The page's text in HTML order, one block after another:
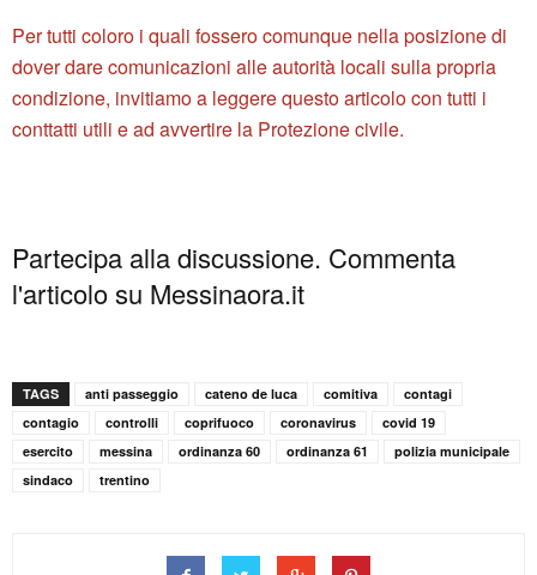
Per tutti coloro i quali fossero comunque nella posizione di
dover dare comunicazioni alle autorità locali sulla propria
condizione, invitiamo a leggere questo articolo con tutti i
conttatti utili e ad avvertire la Protezione civile.
Partecipa alla discussione. Commenta
l'articolo su Messinaora.it
TAGS anti passeggio cateno de luca comitiva
contagi
contagio
controlli coprifuoco coronavirus
covid 19
esercito
messina ordinanza 60 ordinanza 61
polizia municipale
sindaco
trentino